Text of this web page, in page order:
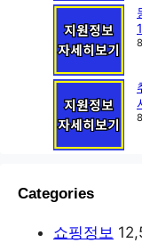
Categories
쇼핑정보